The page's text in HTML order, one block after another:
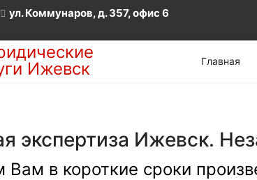
ул. Коммунаров, д. 357, офис 6
Главная
экспертиза Ижевск.
в короткие сроки